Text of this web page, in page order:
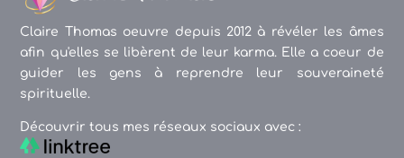
Claire Thomas oeuvre depuis 2012 à révéler les âmes
afin qu'elles se libèrent de leur karma. Elle a coeur de
guider les gens à reprendre leur souveraineté
spirituelle.
Découvrir tous mes réseaux sociaux avec :